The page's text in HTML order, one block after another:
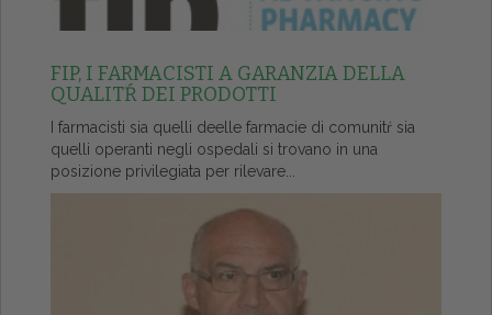
FIP, I FARMACISTI A GARANZIA DELLA
QUALITŔ DEI PRODOTTI
I farmacisti sia quelli deelle farmacie di comunitŕ sia
quelli operanti negli ospedali si trovano in una
posizione privilegiata per rilevare...